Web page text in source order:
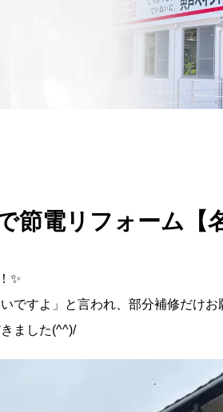
節電リフォーム【
✨
ですよ」と言われ、部分補修だけ
ました(^^)/